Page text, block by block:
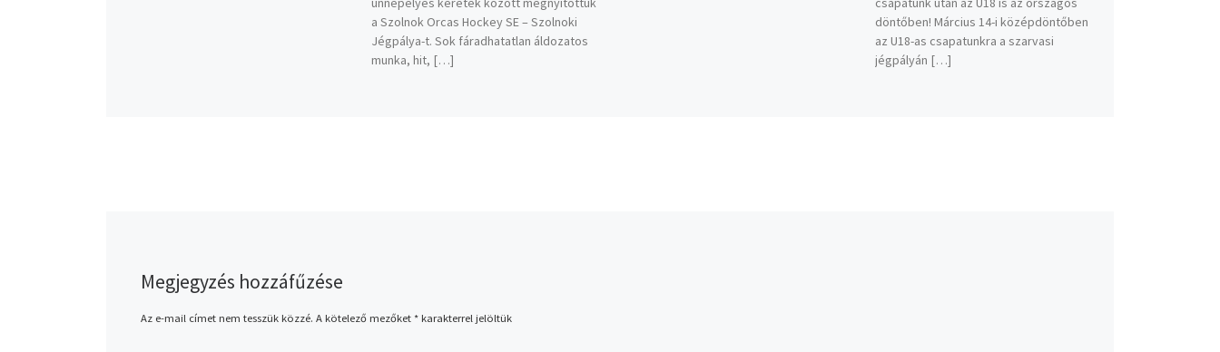
a Szolnok Orcas Hockey SE – Szolnoki
Jégpálya-t. Sok fáradhatatlan áldozatos
munka, hit, […]
döntőben! Március 14-i középdöntőben
az U18-as csapatunkra a szarvasi
jégpályán […]
Megjegyzés hozzáfűzése
Az e-mail címet nem tesszük közzé. A kötelező mezőket *karakterrel jelöltük